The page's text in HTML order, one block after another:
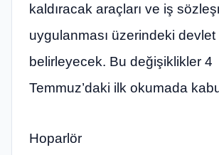
kaldıracak araçları ve iş
uygulanması üzerindeki
belirleyecek. Bu değişiklikler 4
Temmuz’daki ilk okumada
Hoparlör